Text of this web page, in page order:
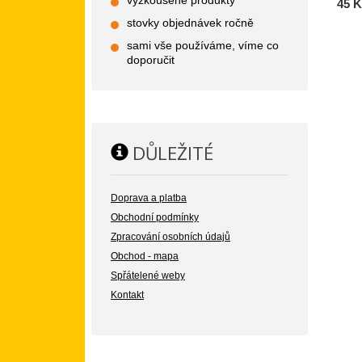
45
stovky objednávek ročně
sami vše používáme, víme co
doporučit
DŮLEŽITÉ
Doprava a platba
Obchodní podmínky
Zpracování osobních údajů
Obchod - mapa
Spřátelené weby
Kontakt